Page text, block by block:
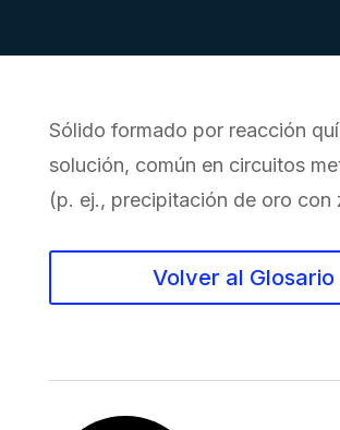
Sólido formado por reacción
solución, común en circuitos
(p. ej., precipitación de oro con
Volver al Glosario